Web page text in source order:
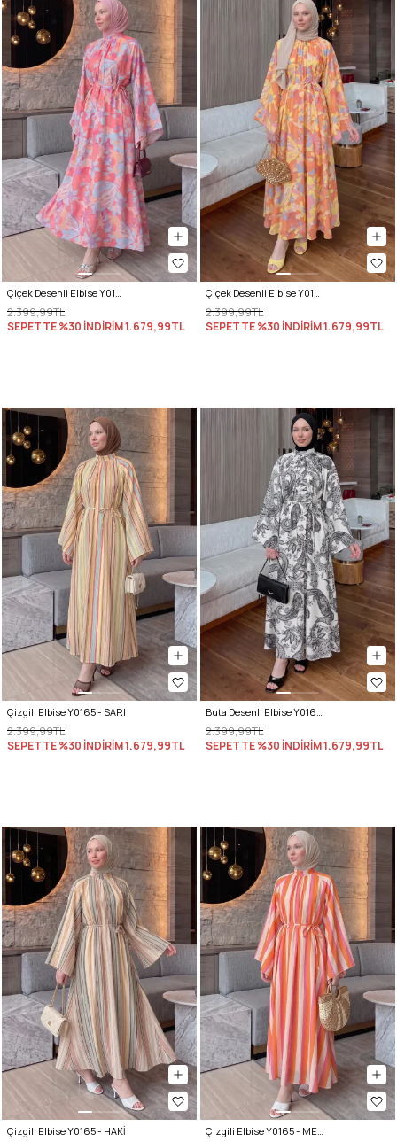
Çiçek Desenli Elbise Y0165 - PEMBE
2.399,99TL
SEPETTE %30 İNDİRİM1.679,99TL
Çiçek Desenli Elbise Y0165 - TURUNCU
2.399,99TL
SEPETTE %30 İNDİRİM1.679,99TL
Çizgili Elbise Y0165 - SARI
2.399,99TL
SEPETTE %30 İNDİRİM1.679,99TL
Buta Desenli Elbise Y0165 - BEYAZ
2.399,99TL
SEPETTE %30 İNDİRİM1.679,99TL
Çizgili Elbise Y0165 - HAKİ Çizgili Elbise Y0165 - MERCAN